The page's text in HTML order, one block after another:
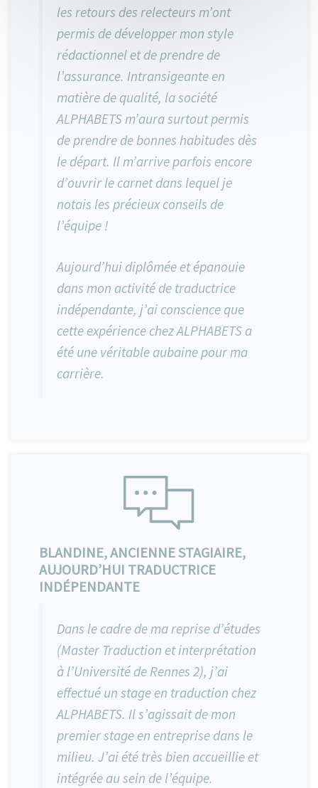
les retours des relecteurs m’ont
permis de développer mon style
rédactionnel et de prendre de
l’assurance. Intransigeante en
matière de qualité, la société
ALPHABETS m’aura surtout permis
de prendre de bonnes habitudes dès
le départ. Il m’arrive parfois encore
d’ouvrir le carnet dans lequel je
notais les précieux conseils de
l’équipe !
Aujourd’hui diplômée et épanouie
dans mon activité de traductrice
indépendante, j’ai conscience que
cette expérience chez ALPHABETS a
été une véritable aubaine pour ma
carrière.
BLANDINE, ANCIENNE STAGIAIRE,
AUJOURD’HUI TRADUCTRICE
INDÉPENDANTE
Dans le cadre de ma reprise d’études
(Master Traduction et interprétation
à l’Université de Rennes 2), j’ai
effectué un stage en traduction chez
ALPHABETS. Il s’agissait de mon
premier stage en entreprise dans le
milieu. J’ai été très bien accueillie et
intégrée au sein de l’équipe.